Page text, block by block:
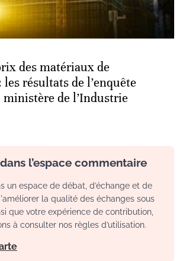
des matériaux de
résultats de l’enquête
ministère de l’Industrie
l’espace commentaire
un espace de débat, d’échange et de
la qualité des échanges sous
que votre expérience de contribution,
à consulter nos règles d’utilisation.